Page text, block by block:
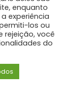
Última »enquanto
experiência
los ou
rejeição, você
do